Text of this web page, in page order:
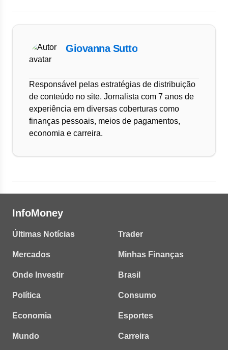
Giovanna Sutto
Responsável pelas estratégias de distribuição
de conteúdo no site. Jornalista com 7 anos de
experiência em diversas coberturas como
finanças pessoais, meios de pagamentos,
economia e carreira.
InfoMoney
Últimas Notícias
Mercados
Onde Investir
Política
Economia
Mundo
Trader
Minhas Finanças
Brasil
Consumo
Esportes
Carreira